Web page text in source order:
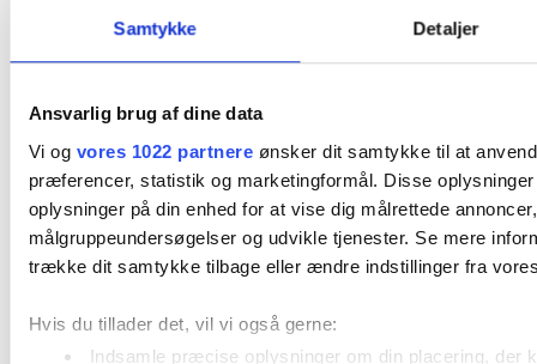
Samtykke Detaljer
Ansvarlig brug af dine data
Vi og vores 1022 partnereønsker dit samtykke til at
præferencer, statistik og marketingformål. Disse
oplysninger på din enhed for at vise dig målrettede
målgruppeundersøgelser og udvikle tjenester. Se mere
trække dit samtykke tilbage eller ændre indstillinger fra
Hvis du tillader det, vil vi også gerne:
Indsamle præcise oplysninger om din placering, der